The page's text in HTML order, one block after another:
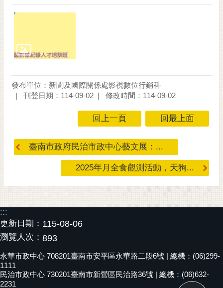
發布單位：新聞及國際關係處影視數位行銷科
刊登日期：114-09-02
修改時間：114-09-02
回上一頁 回最上面
臺南市政府民治市政中心藝文展：...
2025年月全食觀測活動，天狗...
:::
更新日期： 115-08-06
瀏覽人次： 893
永華市政中心 708201臺南市安平區永華路二段6號 | 總機：(06)299-
1111
民治市政中心 730201臺南市新營區民治路36號 | 總機：(06)632-
2231